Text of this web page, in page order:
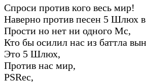
Спроси против кого весь мир!
Наверно против песен 5 Шлюх в
Прости но нет ни одного Мс,
Кто бы осилил нас из баттла
Это 5 Шлюх,
Против нас мир,
PSRec,